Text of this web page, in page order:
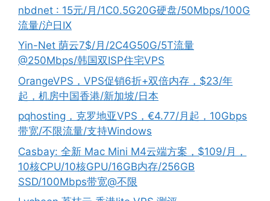
nbdnet : 15元/月/1C0.5G20G硬盘/50Mbps/100G
流量/沪日IX
Yin-Net 荫云7$/月/2C4G50G/5T流量
@250Mbps/韩国双ISP住宅VPS
OrangeVPS，VPS促销6折+双倍内存，$23/年
起，机房中国香港/新加坡/日本
pqhosting，克罗地亚VPS，€4.77/月起，10Gbps
带宽/不限流量/支持Windows
Casbay: 全新 Mac Mini M4云端方案，$109/月，
10核CPU/10核GPU/16GB内存/256GB
SSD/100Mbps带宽@不限